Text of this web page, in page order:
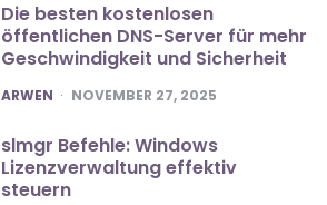
Die besten kostenlosen
öffentlichen DNS-Server für mehr
Geschwindigkeit und Sicherheit
POSTED
ARWEN NOVEMBER 27, 2025
slmgr Befehle: Windows
Lizenzverwaltung effektiv
steuern